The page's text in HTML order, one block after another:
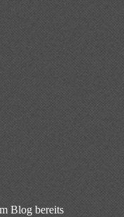
Blog bereits